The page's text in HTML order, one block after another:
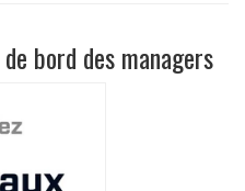
bord des managers